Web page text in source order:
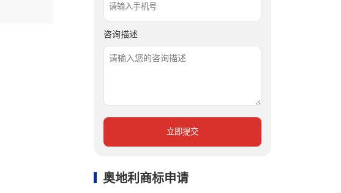
咨询描述
立即提交
奥地利商标申请